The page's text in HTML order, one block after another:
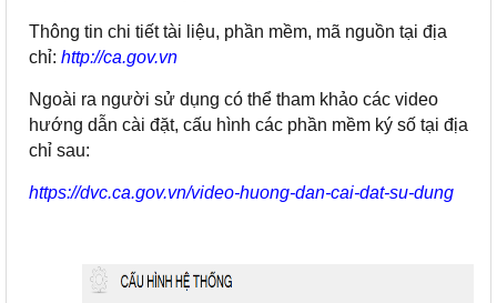
Thông tin chi tiết tài liệu, phần mềm, mã nguồn tại địa
chỉ: http://ca.gov.vn
Ngoài ra người sử dụng có thể tham khảo các video
hướng dẫn cài đặt, cấu hình các phần mềm ký số tại địa
chỉ sau:
https://dvc.ca.gov.vn/video-huong-dan-cai-dat-su-dung